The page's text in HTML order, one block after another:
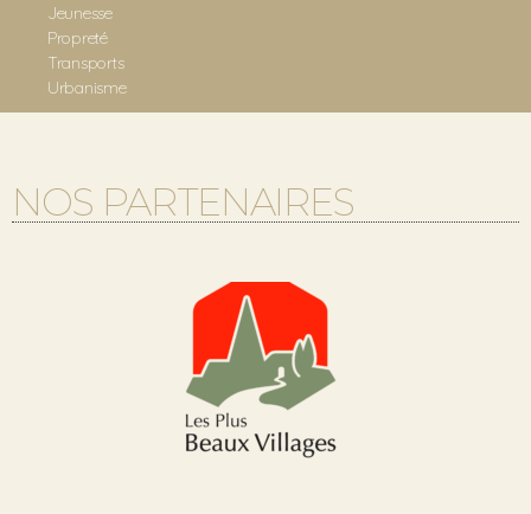
Jeunesse
Propreté
Transports
Urbanisme
NOS PARTENAIRES